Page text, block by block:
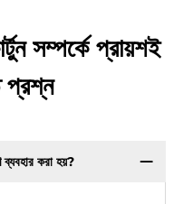
সম্পর্কে প্রায়শই
প্রশ্ন
করা হয়?